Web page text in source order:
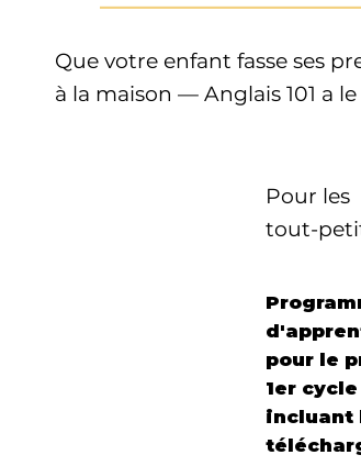
Que votre enfant fasse ses
à la maison — Anglais 101 a
Pour les
tout-
pour le
1er
incluant